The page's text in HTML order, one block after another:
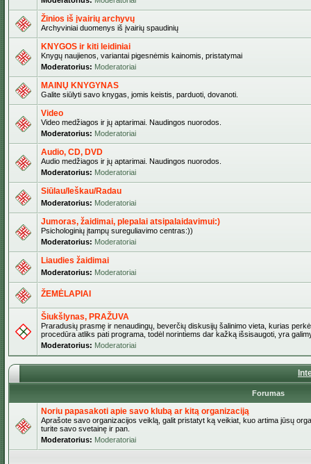
Žinios iš įvairių archyvų
Archyviniai duomenys iš įvairių spaudinių
KNYGOS ir kiti leidiniai
Knygų naujienos, variantai pigesnėmis kainomis, pristatymai
Moderatorius: Moderatoriai
MAINŲ KNYGYNAS
Galite siūlyti savo knygas, jomis keistis, parduoti, dovanoti.
Video
Video medžiagos ir jų aptarimai. Naudingos nuorodos.
Moderatorius: Moderatoriai
Audio, CD, DVD
Audio medžiagos ir jų aptarimai. Naudingos nuorodos.
Moderatorius: Moderatoriai
Siūlau/Ieškau/Radau
Moderatorius: Moderatoriai
Jumoras, žaidimai, plepalai atsipalaidavimui:)
Psichologinių įtampų sureguliavimo centras:))
Moderatorius: Moderatoriai
Liaudies žaidimai
Moderatorius: Moderatoriai
ŽEMĖLAPIAI
Šiukšlynas, PRAŽUVA
Praradusių prasmę ir nenaudingų, beverčių diskusijų šalinimo vieta, kurias
procedūra atliks pati programa, todėl norintiems dar kažką išsisaugoti, yra
Moderatorius: Moderatoriai
Forumas
Noriu papasakoti apie savo klubą ar kitą organizaciją
Aprašote savo organizacijos veiklą, galit pristatyt ką veikiat, kuo artima jūsų
turite savo svetainę ir pan.
Moderatorius: Moderatoriai